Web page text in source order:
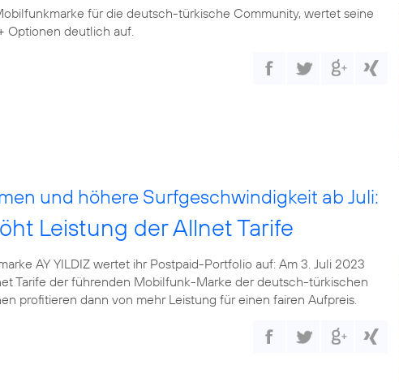
für die deutsch-türkische Community, wertet seine
Optionen deutlich auf.
und höhere Surfgeschwindigkeit ab Juli:
Leistung der Allnet Tarife
AY YILDIZ wertet ihr Postpaid-Portfolio auf: Am 3. Juli 2023
Tarife der führenden Mobilfunk-Marke der deutsch-türkischen
profitieren dann von mehr Leistung für einen fairen Aufpreis.